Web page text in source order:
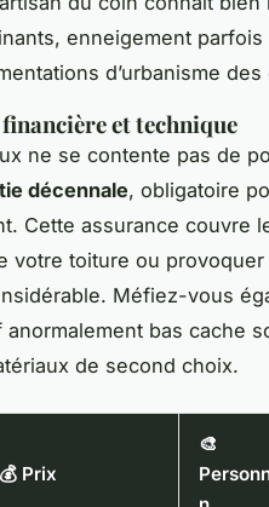
enneigement
d’urbanisme
et technique
ne se contente pas de
décennale, obligatoire
Cette assurance couvre
votre toiture ou
Méfiez-vous
bas cache
de second choix.
💰 Prix
🎨